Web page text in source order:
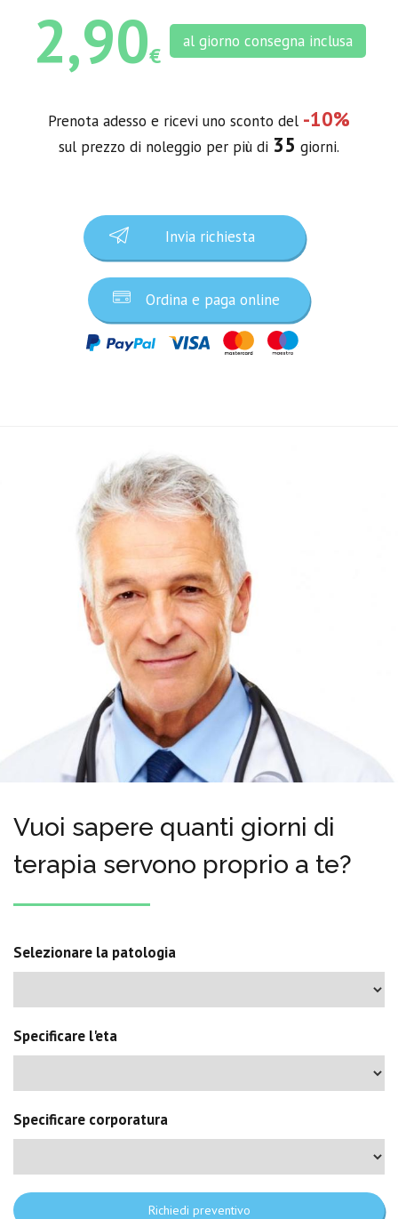
2,90€
al giorno consegna inclusa
Prenota adesso e ricevi uno sconto del -10%
sul prezzo di noleggio per più di 35 giorni.
Invia richiesta
Ordina e paga online
Vuoi sapere quanti giorni di
terapia servono proprio a te?
Selezionare la patologia
Specificare l'eta
Specificare corporatura
Richiedi preventivo